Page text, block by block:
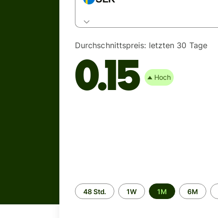
Durchschnittspreis: letzten 30 Tage
0.15 Hoch
Zeitraum
48 Std. 1W 1M 6M